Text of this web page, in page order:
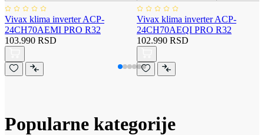
Vivax klima inverter ACP-
24CH70AEMI PRO R32
103.990 RSD
Vivax klima inverter ACP-
24CH70AEQI PRO R32
102.990 RSD
Popularne kategorije